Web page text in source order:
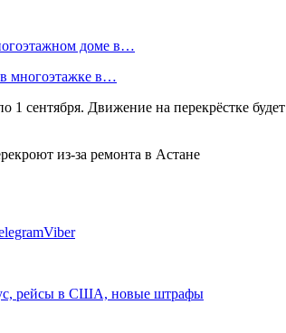
доме в…
в многоэтажке в…
1 сентября. Движение на перекрёстке
Viber
рейсы в США, новые штрафы